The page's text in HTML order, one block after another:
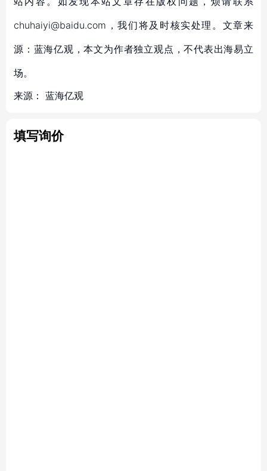
chuhaiyi@baidu.com，我们将及时核实处理。文章来
源：蓝海亿观，本文为作者独立观点，不代表出海易立
场。
来源： 蓝海亿观
填写询价